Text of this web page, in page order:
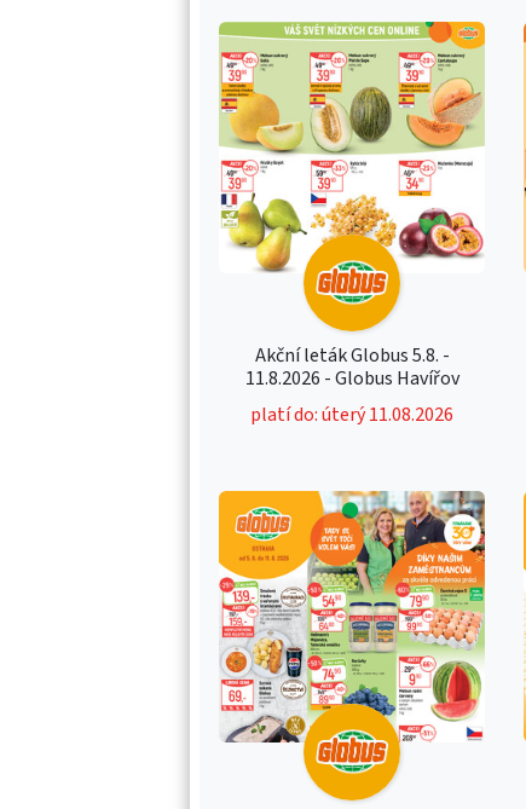
Akční leták Globus 5.8. -
11.8.2026 - Globus Havířov
platí do: úterý 11.08.2026